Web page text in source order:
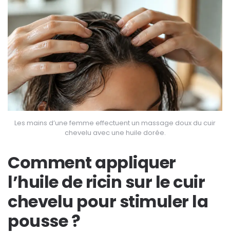
Les mains d’une femme effectuent un massage doux du cuir
chevelu avec une huile dorée.
Comment appliquer
l’huile de ricin sur le cuir
chevelu pour stimuler la
pousse ?